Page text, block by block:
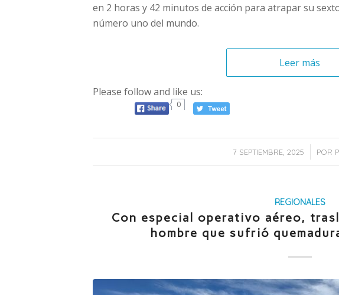
en 2 horas y 42 minutos de acción para atrapar su
número uno del mundo.
Leer más
Please follow and like us:
0
7 SEPTIEMBRE, 2025
/ POR
REGIONALES
Con especial operativo aéreo,
hombre que sufrió